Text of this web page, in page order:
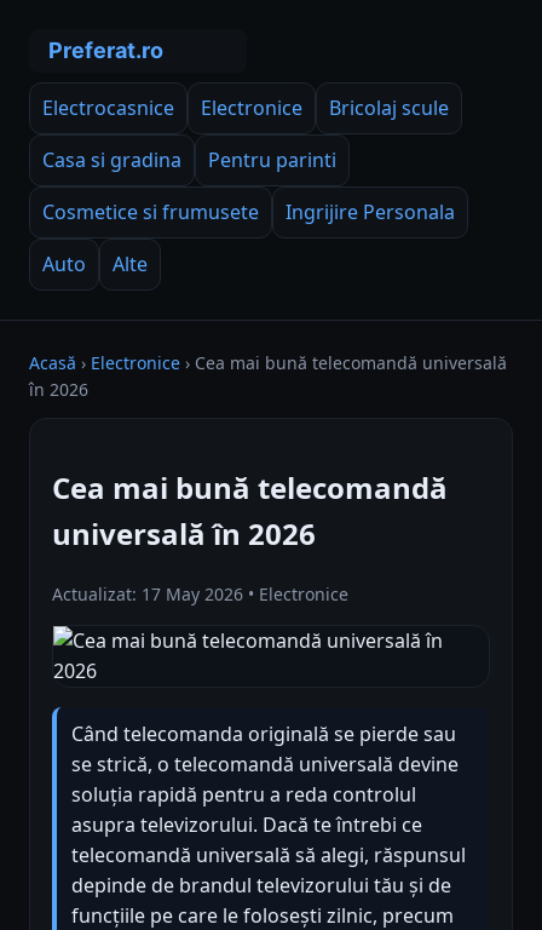
Electrocasnice Electronice
Bricolaj scule
Casa si gradina
Pentru parinti
Cosmetice si frumusete
Ingrijire Personala
Auto
Alte
Acasă › Electronice › Cea mai bună telecomandă universală
în 2026
Cea mai bună telecomandă
universală în 2026
Actualizat: 17 May 2026 • Electronice
Când telecomanda originală se pierde sau
se strică, o telecomandă universală devine
soluția rapidă pentru a reda controlul
asupra televizorului. Dacă te întrebi ce
telecomandă universală să alegi, răspunsul
depinde de brandul televizorului tău și de
funcțiile pe care le folosești zilnic, precum